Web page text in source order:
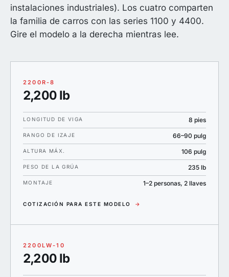
instalaciones industriales). Los cuatro comparten
la familia de carros con las series 1100 y 4400.
Gire el modelo a la derecha mientras lee.
2200R-8
2,200 lb
LONGITUD DE VIGA 8 pies
RANGO DE IZAJE 66–90 pulg
ALTURA MÁX. 106 pulg
PESO DE LA GRÚA 235 lb
MONTAJE 1–2 personas, 2 llaves
COTIZACIÓN PARA ESTE MODELO →
2200LW-10
2,200 lb